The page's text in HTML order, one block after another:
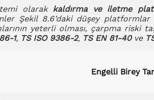
olarak kaldırma ve iletme
Şekil 8.6’daki düşey
yeterli olması, çarpma riski
1, TS ISO 9386-2, TS EN 81-40ve
Engelli Birey